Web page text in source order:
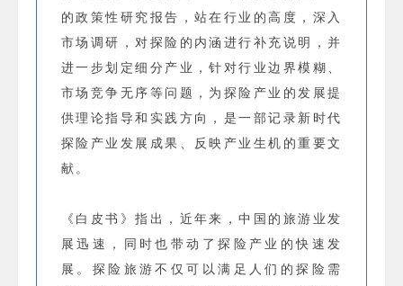
的政策性研究报告，站在行业的高度，深入
市场调研，对探险的内涵进行补充说明，并
进一步划定细分产业，针对行业边界模糊、
市场竞争无序等问题，为探险产业的发展提
供理论指导和实践方向，是一部记录新时代
探险产业发展成果、反映产业生机的重要文
献。
《白皮书》指出，近年来，中国的旅游业发
展迅速，同时也带动了探险产业的快速发
展。探险旅游不仅可以满足人们的探险需